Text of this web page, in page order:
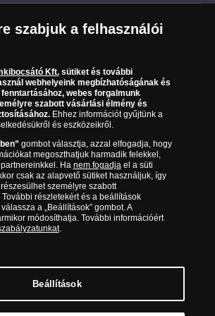
ára és értéke
889
hétfőtől csütörtökig 9.00 és 17.00
9.00 és 15.00 óra között)
1134 Budapest, Váci út 33. Cégjegyzékszám: 01-09-
2-41 A Társaság a Magyar Kereskedelmi
szabjuk a felhasználói
Kft.sütiket és további
webhelyeink megbízhatóságának és
webes forgalmunk
szabott vásárlási élmény és
Ehhez információt gyűjtünk a
és eszközeikről.
gombot választja, azzal elfogadja, hogy
megoszthatjuk harmadik felekkel,
Ha nem fogadjael a süti
csak az alapvető sütiket használjuk, így
személyre szabott
részletekért és a beállítások
a „Beállítások” gombot. A
módosíthatja. További információért
.
Beállítások